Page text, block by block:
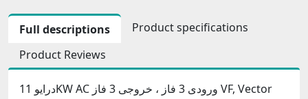
Full descriptions
Product specifications
Product Reviews
درایو 11KW AC ورودی 3 فاز ، خروجی 3 فاز VF, Vector